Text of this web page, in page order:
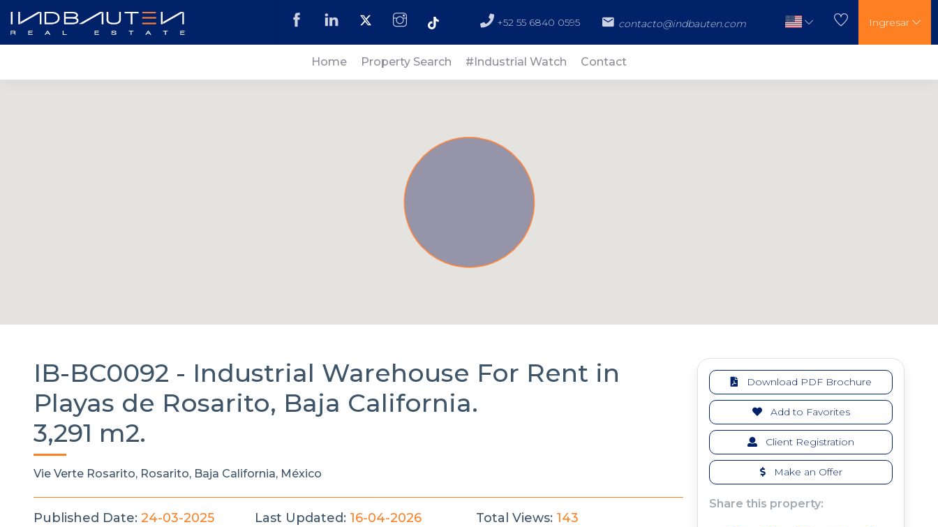
+52 55 6840 0595 contacto@indbauten.com Ingresar
Home Property Search #Industrial Watch Contact
IB-BC0092 - Industrial Warehouse For Rent in
Playas de Rosarito, Baja California.
3,291 m2.
Vie Verte Rosarito, Rosarito, Baja California, México
Published Date: 24-03-2025 Last Updated: 16-04-2026 Total Views: 143
Download PDF Brochure
Add to Favorites
Client Registration
Make an Offer
Share this property: